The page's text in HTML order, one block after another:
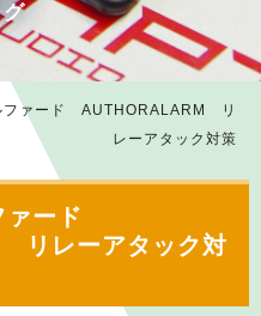
グ
ファード AUTHORALARM リ
レーアタック対策
ァード
リレーアタック対